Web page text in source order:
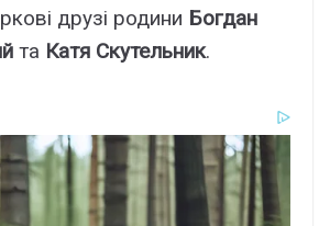
друзі родини Богдан
та Катя Скутельник.